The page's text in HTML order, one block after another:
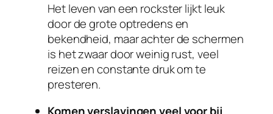
Het leven van een rockster lijkt leuk
door de grote optredens en
bekendheid, maar achter de schermen
is het zwaar door weinig rust, veel
reizen en constante druk om te
presteren.
Komen verslavingen veel voor bij